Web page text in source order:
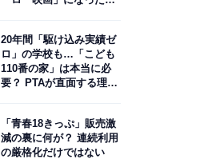
20年間「駆け込み実績ゼ
ロ」の学校も…「こども
110番の家」は本当に必
要？ PTAが直面する理想
「青春18きっぷ」販売激
減の裏に何が？ 連続利用
の厳格化だけではない